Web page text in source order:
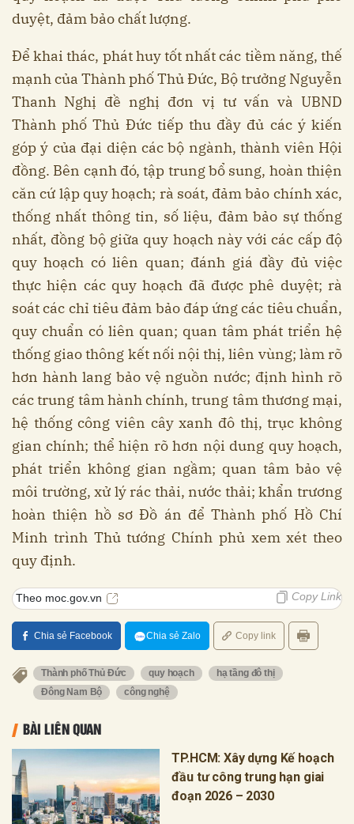
duyệt, đảm bảo chất lượng.
Để khai thác, phát huy tốt nhất các tiềm năng, thế
mạnh của Thành phố Thủ Đức, Bộ trưởng Nguyễn
Thanh Nghị đề nghị đơn vị tư vấn và UBND
Thành phố Thủ Đức tiếp thu đầy đủ các ý kiến
góp ý của đại diện các bộ ngành, thành viên Hội
đồng. Bên cạnh đó, tập trung bổ sung, hoàn thiện
căn cứ lập quy hoạch; rà soát, đảm bảo chính xác,
thống nhất thông tin, số liệu, đảm bảo sự thống
nhất, đồng bộ giữa quy hoạch này với các cấp độ
quy hoạch có liên quan; đánh giá đầy đủ việc
thực hiện các quy hoạch đã được phê duyệt; rà
soát các chỉ tiêu đảm bảo đáp ứng các tiêu chuẩn,
quy chuẩn có liên quan; quan tâm phát triển hệ
thống giao thông kết nối nội thị, liên vùng; làm rõ
hơn hành lang bảo vệ nguồn nước; định hình rõ
các trung tâm hành chính, trung tâm thương mại,
hệ thống công viên cây xanh đô thị, trục không
gian chính; thể hiện rõ hơn nội dung quy hoạch,
phát triển không gian ngầm; quan tâm bảo vệ
môi trường, xử lý rác thải, nước thải; khẩn trương
hoàn thiện hồ sơ Đồ án để Thành phố Hồ Chí
Minh trình Thủ tướng Chính phủ xem xét theo
quy định.
Theo moc.gov.vn Copy Link
Chia sẻ Facebook Chia sẻ Zalo Copy link
Thành phố Thủ Đức quy hoạch
hạ tầng đô thị
Đông Nam Bộ
công nghệ
BÀI LIÊN QUAN
TP.HCM: Xây dựng Kế hoạch
đầu tư công trung hạn giai
đoạn 2026 – 2030